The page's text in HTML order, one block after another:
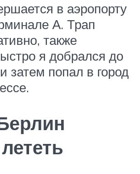
в аэропорту
А. Трап
также
я добрался до
затем попал в город